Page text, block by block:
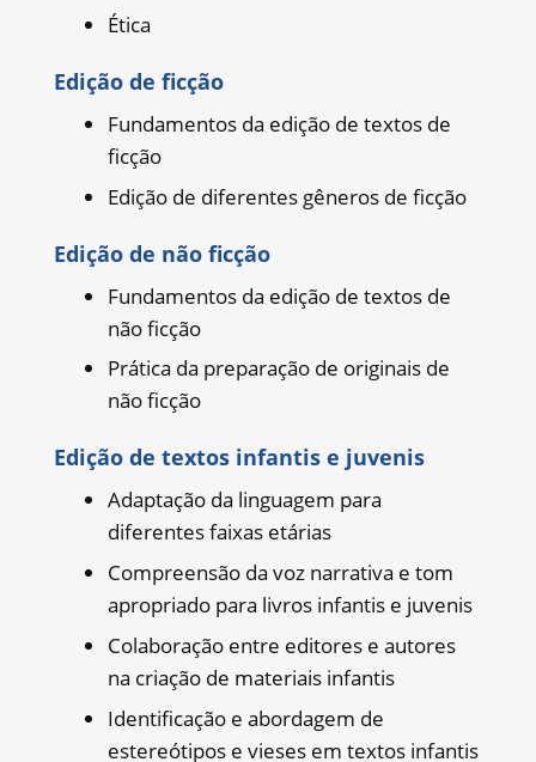
Ética
Edição de ficção
Fundamentos da edição de textos de
ficção
Edição de diferentes gêneros de ficção
Edição de não ficção
Fundamentos da edição de textos de
não ficção
Prática da preparação de originais de
não ficção
Edição de textos infantis e juvenis
Adaptação da linguagem para
diferentes faixas etárias
Compreensão da voz narrativa e tom
apropriado para livros infantis e juvenis
Colaboração entre editores e autores
na criação de materiais infantis
Identificação e abordagem de
estereótipos e vieses em textos infantis